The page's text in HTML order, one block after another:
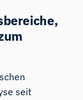
seit